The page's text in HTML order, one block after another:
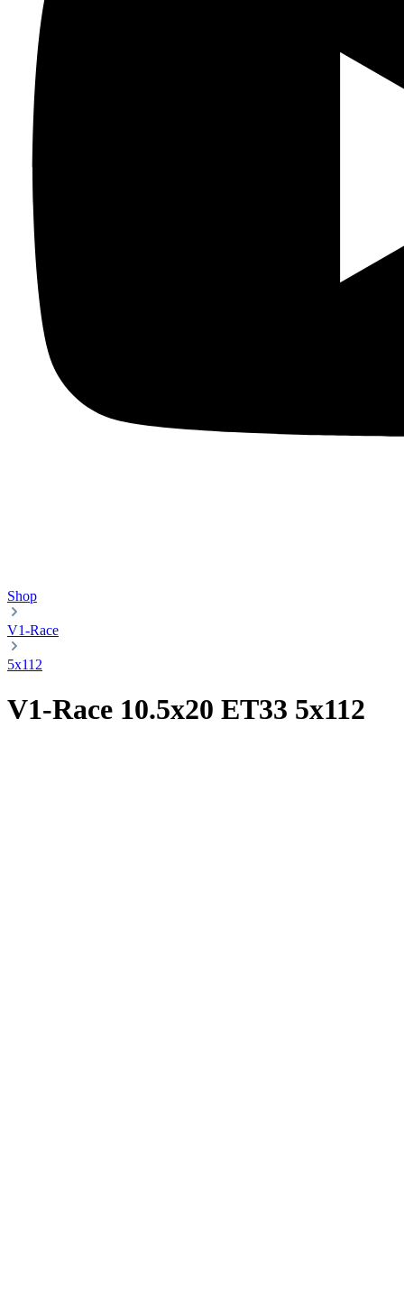
Shop
V1-Race
5x112
V1-Race 10.5x20 ET33 5x112